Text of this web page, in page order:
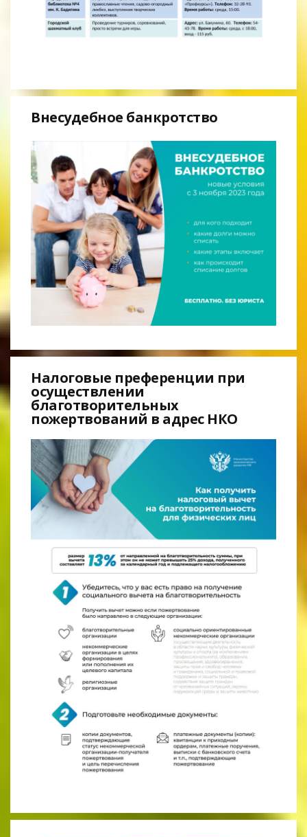
Внесудебное банкротство
Налоговые преференции при
осуществлении
благотворительных
пожертвований в адрес НКО